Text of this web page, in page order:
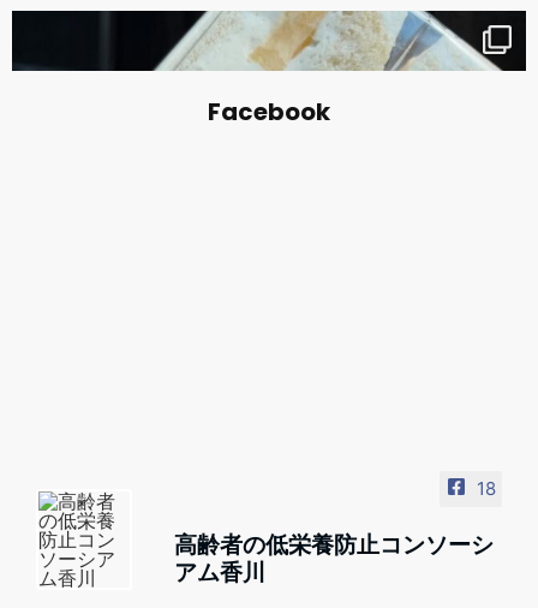
Facebook
18
高齢者の低栄養防止コンソーシ
アム香川